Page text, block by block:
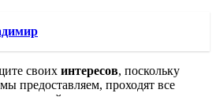
своих интересов, поскольку
предоставляем, проходят все